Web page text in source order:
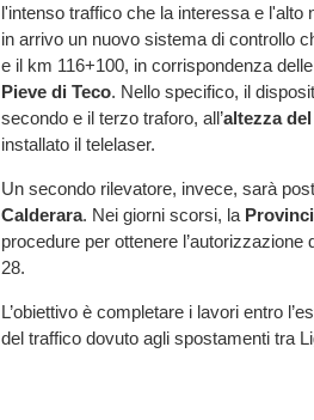
l'intenso traffico che la interessa e
in arrivo un nuovo sistema di controllo
e il km 116+100, in corrispondenza
Pieve di Teco. Nello specifico, il
secondo e il terzo traforo, all’altezza
installato il telelaser.
Un secondo rilevatore, invece, sarà
Calderara. Nei giorni scorsi, la
procedure per ottenere l’autorizzazione
28.
L’obiettivo è completare i lavori entro
del traffico dovuto agli spostamenti tra